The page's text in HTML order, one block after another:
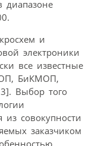
и
электроники
все известные
БиКМОП,
Выбор того
из совокупности
заказчиком